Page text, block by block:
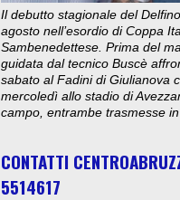
Il debutto stagionale del
agosto nell’esordio di Coppa
Sambenedettese. Prima del
guidata dal tecnico Buscè
sabato al Fadini di Giulianova
mercoledì allo stadio di
campo, entrambe trasmesse
CONTATTI
5514617